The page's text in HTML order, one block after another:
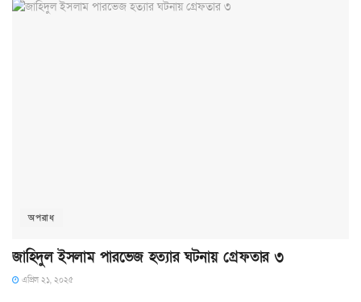
অপরাধ
জাহিদুল ইসলাম পারভেজ হত্যার ঘটনায় গ্রেফতার ৩
এপ্রিল ২১, ২০২৫